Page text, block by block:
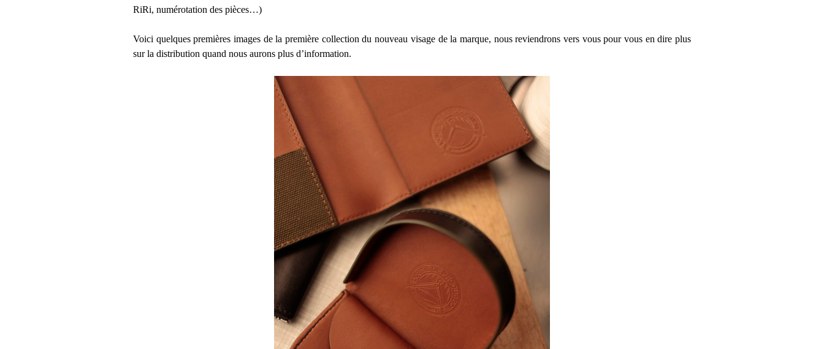
RiRi, numérotation des pièces…)
Voici quelques premières images de la première collection du nouveau visage de la marque, nous reviendrons vers vous pour vous en dire plus
sur la distribution quand nous aurons plus d’information.